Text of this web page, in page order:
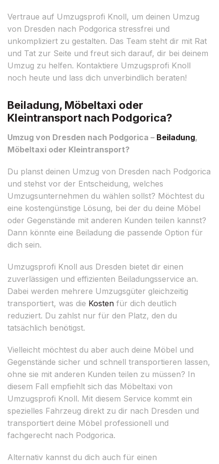
Vertraue auf Umzugsprofi Knoll, um deinen Umzug
von Dresden nach Podgorica stressfrei und
unkompliziert zu gestalten. Das Team steht dir mit Rat
und Tat zur Seite und freut sich darauf, dir bei deinem
Umzug zu helfen. Kontaktiere Umzugsprofi Knoll
noch heute und lass dich unverbindlich beraten!
Beiladung, Möbeltaxi oder
Kleintransport nach Podgorica?
Umzug von Dresden nach Podgorica – Beiladung,
Möbeltaxi oder Kleintransport?
Du planst deinen Umzug von Dresden nach Podgorica
und stehst vor der Entscheidung, welches
Umzugsunternehmen du wählen sollst? Möchtest du
eine kostengünstige Lösung, bei der du deine Möbel
oder Gegenstände mit anderen Kunden teilen kannst?
Dann könnte eine Beiladung die passende Option für
dich sein.
Umzugsprofi Knoll aus Dresden bietet dir einen
zuverlässigen und effizienten Beiladungsservice an.
Dabei werden mehrere Umzugsgüter gleichzeitig
transportiert, was die Kosten für dich deutlich
reduziert. Du zahlst nur für den Platz, den du
tatsächlich benötigst.
Vielleicht möchtest du aber auch deine Möbel und
Gegenstände sicher und schnell transportieren lassen,
ohne sie mit anderen Kunden teilen zu müssen? In
diesem Fall empfiehlt sich das Möbeltaxi von
Umzugsprofi Knoll. Mit diesem Service kommt ein
spezielles Fahrzeug direkt zu dir nach Dresden und
transportiert deine Möbel professionell und
fachgerecht nach Podgorica.
Alternativ kannst du dich auch für einen